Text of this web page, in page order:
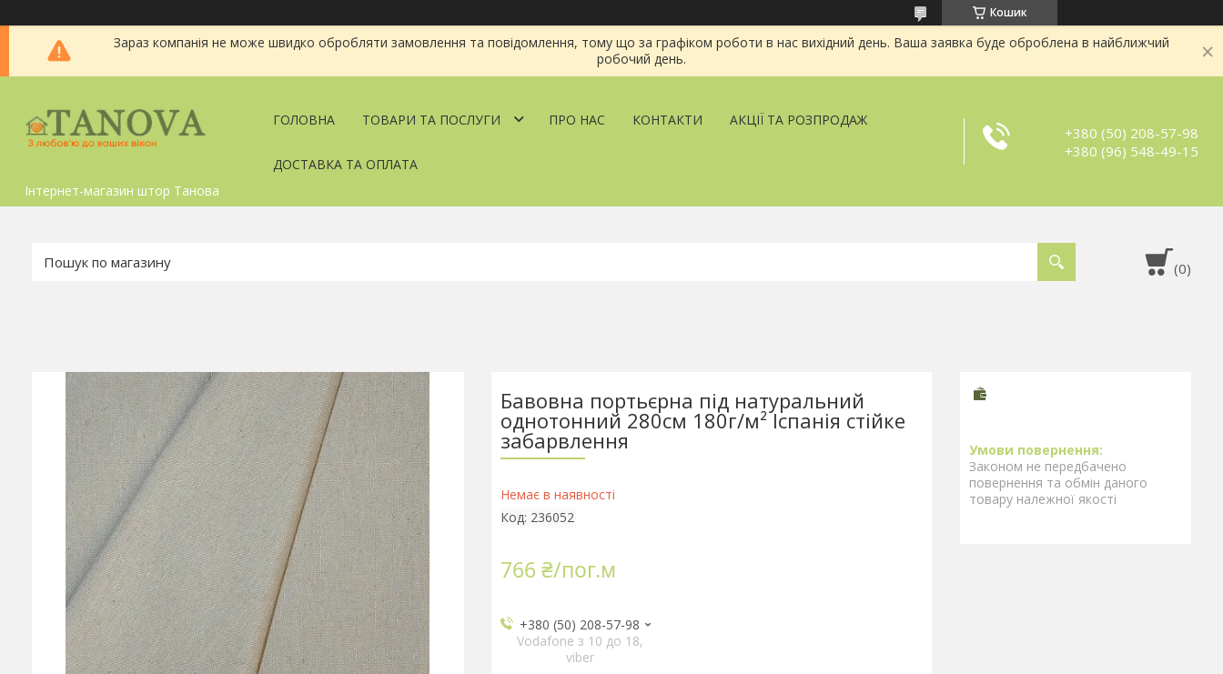
Кошик
Зараз компанія не може швидко обробляти замовлення та повідомлення, тому що за графіком роботи в нас вихідний день. Ваша заявка буде оброблена в найближчий
робочий день.
Інтернет-магазин штор Танова
ГОЛОВНА ТОВАРИ ТА ПОСЛУГИ ПРО НАС КОНТАКТИ АКЦІЇ ТА РОЗПРОДАЖ
ДОСТАВКА ТА ОПЛАТА
+380 (50) 208-57-98
+380 (96) 548-49-15
Бавовна портьєрна під натуральний
однотонний 280см 180г/м² Іспанія стійке
забарвлення
Немає в наявності
Код: 236052
766 ₴/пог.м
+380 (50) 208-57-98
Vodafone з 10 до 18,
viber
Законом не передбачено
повернення та обмін даного
товару належної якості